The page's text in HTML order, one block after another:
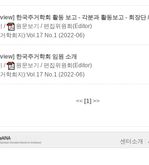
한국주거학회 활동 보고 - 각분과 활동보고 - 회장단
/ 원문보기 / 편집위원회(Editor)
학회지):Vol.17 No.1 (2022-06)
한국주거학회 임원 소개
/ 원문보기 / 편집위원회(Editor)
학회지):Vol.17 No.1 (2022-06)
<< [1] >>
센터소개